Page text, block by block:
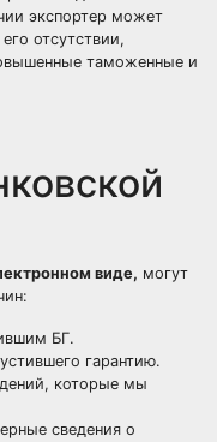
экспортер может
отсутствии,
таможенные и
виде, могут
БГ.
гарантию.
которые мы
сведения о